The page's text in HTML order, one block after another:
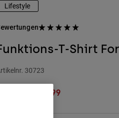
Lifestyle
T-Shirt
30723
Price reduced from
€ 26,99